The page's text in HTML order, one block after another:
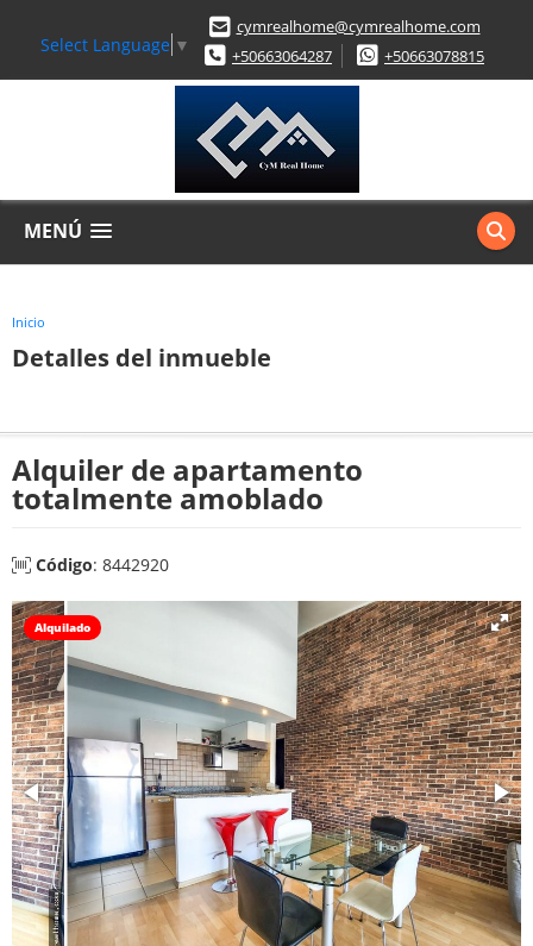
Select Language ▼
cymrealhome@cymrealhome.com
+50663064287
+50663078815
MENÚ
Inicio
Detalles del inmueble
Alquiler de apartamento
totalmente amoblado
Código: 8442920
Alquilado